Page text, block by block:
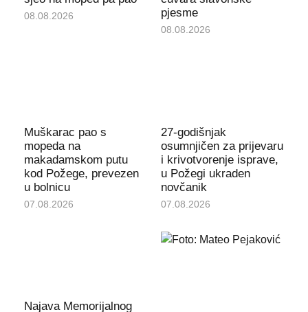
08.08.2026
pjesme
08.08.2026
Muškarac pao s
mopeda na
makadamskom putu
kod Požege, prevezen
u bolnicu
07.08.2026
27-godišnjak
osumnjičen za prijevaru
i krivotvorenje isprave,
u Požegi ukraden
novčanik
07.08.2026
Najava Memorijalnog